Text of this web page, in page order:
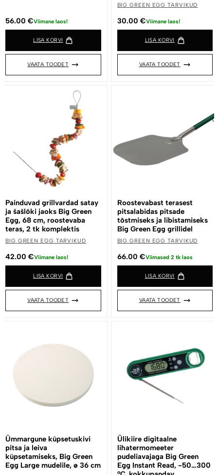
56.00 €Viimane laos!
LISA KORVI
VAATA TOODET
BIG GREEN EGG TARVIKUD
30.00 €Viimane laos!
LISA KORVI
VAATA TOODET
Painduvad grillvardad satay
ja šašlõki jaoks Big Green
Egg, 68 cm, roostevaba
teras, 2 tk komplektis
BIG GREEN EGG TARVIKUD
42.00 €Viimane laos!
LISA KORVI
VAATA TOODET
Roostevabast terasest
pitsalabidas pitsade
tõstmiseks ja libistamiseks
Big Green Egg grillidel
BIG GREEN EGG TARVIKUD
66.00 €Viimased 2 tk laos
LISA KORVI
VAATA TOODET
Ümmargune küpsetuskivi
pitsa ja leiva
küpsetamiseks, Big Green
Egg Large mudelile, ø 36 cm
Ülikiire digitaalne
lihatermomeeter
pudeliavajaga Big Green
Egg Instant Read, -50…300